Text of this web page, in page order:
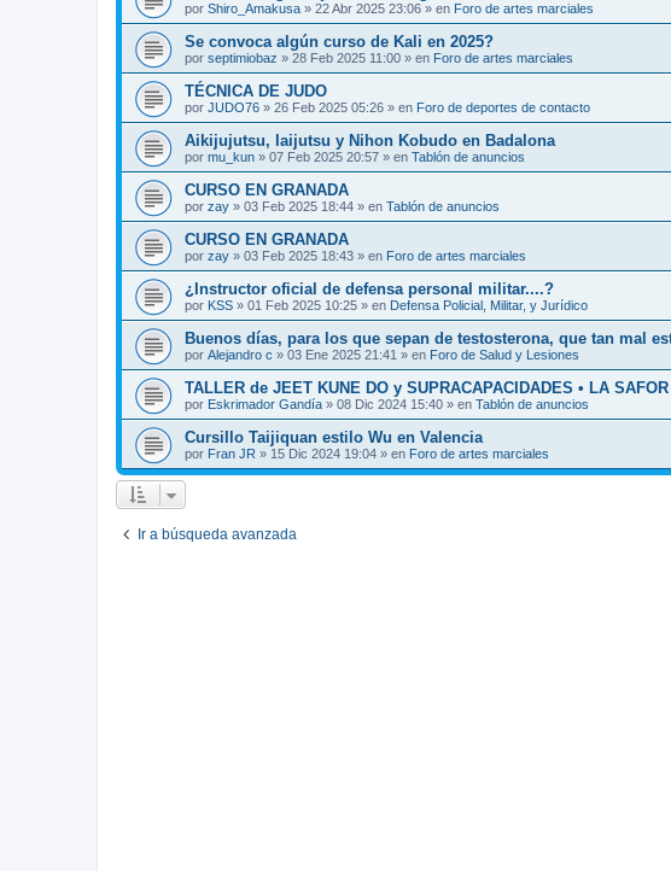
por Shiro_Amakusa » 22 Abr 2025 23:06 » en Foro de artes marciales
Se convoca algún curso de Kali en 2025?
por septimiobaz » 28 Feb 2025 11:00 » en Foro de artes marciales
TÉCNICA DE JUDO
por JUDO76 » 26 Feb 2025 05:26 » en Foro de deportes de contacto
Aikijujutsu, Iaijutsu y Nihon Kobudo en Badalona
por mu_kun » 07 Feb 2025 20:57 » en Tablón de anuncios
CURSO EN GRANADA
por zay » 03 Feb 2025 18:44 » en Tablón de anuncios
CURSO EN GRANADA
por zay » 03 Feb 2025 18:43 » en Foro de artes marciales
¿Instructor oficial de defensa personal militar....?
por KSS » 01 Feb 2025 10:25 » en Defensa Policial, Militar, y Jurídico
Buenos días, para los que sepan de testosterona, que tan mal
por Alejandro c » 03 Ene 2025 21:41 » en Foro de Salud y Lesiones
TALLER de JEET KUNE DO y SUPRACAPACIDADES • LA SAFOR
por Eskrimador Gandía » 08 Dic 2024 15:40 » en Tablón de anuncios
Cursillo Taijiquan estilo Wu en Valencia
por Fran JR » 15 Dic 2024 19:04 » en Foro de artes marciales
Ir a búsqueda avanzada